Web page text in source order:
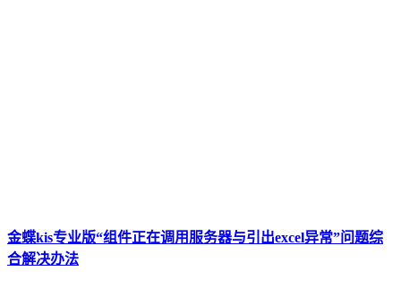
金蝶kis专业版“组件正在调用服务器与引出excel异常”问题综
合解决办法